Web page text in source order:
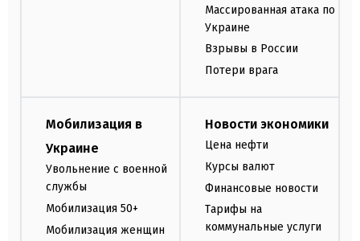
Массированная атака по
Украине
Взрывы в России
Потери врага
Мобилизация в
Украине
Увольнение с военной
службы
Мобилизация 50+
Мобилизация женщин
Новости экономики
Цена нефти
Курсы валют
Финансовые новости
Тарифы на
коммунальные услуги